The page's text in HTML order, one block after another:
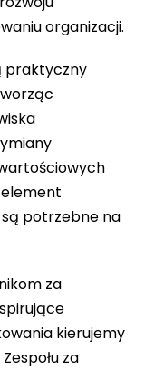
organizacji.
praktyczny
potrzebne na
za
kierujemy
za